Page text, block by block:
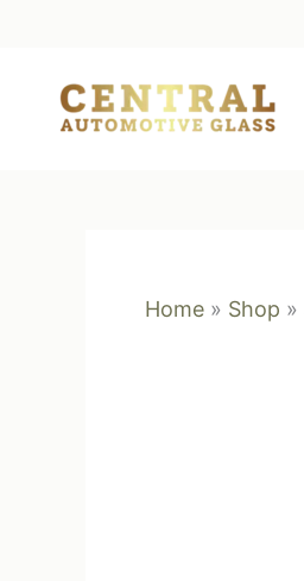
content
Home » Shop »